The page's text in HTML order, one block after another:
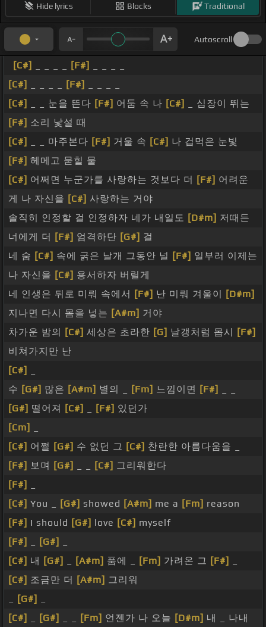
Hide lyrics Blocks Traditional
Autoscroll
[C#] [F#]
[C#]
[F#]
[C#]
_ _ 눈을 뜬다 [F#] 어둠 속 나 [C#]
_ 심장이 뛰는
[F#] 소리 낯설 때
[C#]
_ _ 마주본다 [F#] 거울 속 [C#] 나 겁먹은 눈빛
[F#] 헤메고 묻힐 물
[C#] 어쩌면 누군가를 사랑하는 것보다 더 [F#] 어려운
게 나 자신을 [C#] 사랑하는 거야
솔직히 인정할 걸 인정하자 네가 내일도 [D#m] 저때든
너에게 더
[F#] 엄격하단 [G#] 걸
네 숨 [C#] 속에 굵은 날개 그동안 널 [F#] 일부러 이제는
나 자신을 [C#] 용서하자 버릴게
네 인생은 뒤로 미뤄 속에서
[F#] 난 미뤄 겨울이
[D#m]
지나면 다시 몸을 넣는 [A#m] 거야
차가운 밤의
[C#] 세상은 초라한 [G] 날갱처럼 몹시
[F#]
비쳐가지만 난
[C#]
수 [G#] 많은 [A#m] 별의 _ [Fm] 느낌이면 [F#]
[G#] 떨어져 [C#] [F#] 있던가
[Cm]
[C#] 어쩔 [G#] 수 없던 그 [C#] 찬란한 아름다움을 _
[F#] 보며 [G#] [C#] 그리워한다
[F#]
[C#] You _ [G#] showed [A#m] me a [Fm] reason
[F#] I should [G#] love [C#] myself
[F#]
[G#]
[C#] 내 [G#] [A#m] 품에 _ [Fm] 가려온 그 [F#]
[C#] 조금만 더 [A#m] 그리워
[G#]
[C#]
[G#] [Fm] 언젠가 나 오늘 [D#m] 내 _ 나내